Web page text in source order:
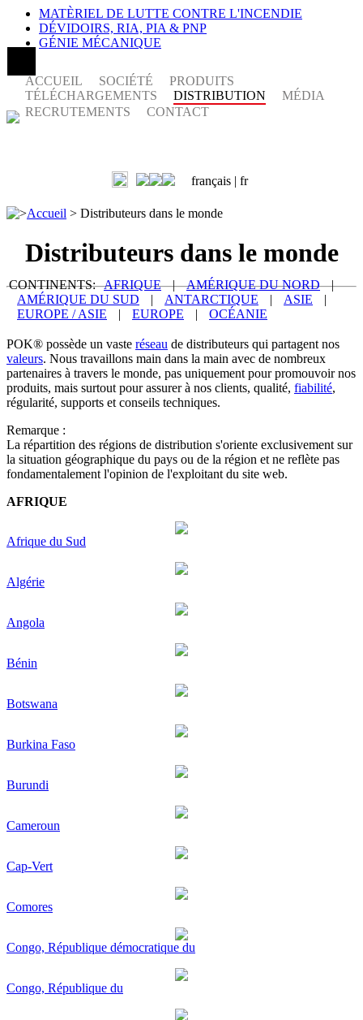
MATÈRIEL DE LUTTE CONTRE L'INCENDIE
DÉVIDOIRS, RIA, PIA & PNP
GÉNIE MÉCANIQUE
ACCUEIL SOCIÉTÉ
PRODUITS
TÉLÉCHARGEMENTS
DISTRIBUTION
MÉDIA
RECRUTEMENTS
CONTACT
français | fr
>Accueil > Distributeurs dans le monde
Distributeurs dans le monde
CONTINENTS: AFRIQUE | AMÉRIQUE DU NORD |
AMÉRIQUE DU SUD
| ANTARCTIQUE | ASIE
|
EUROPE / ASIE
| EUROPE | OCÉANIE
POK® possède un vaste réseau de distributeurs qui partagent nos
valeurs. Nous travaillons main dans la main avec de nombreux
partenaires à travers le monde, pas uniquement pour promouvoir nos
produits, mais surtout pour assurer à nos clients, qualité, fiabilité,
régularité, supports et conseils techniques.
Remarque :
La répartition des régions de distribution s'oriente exclusivement sur
la situation géographique du pays ou de la région et ne reflète pas
fondamentalement l'opinion de l'exploitant du site web.
AFRIQUE
Afrique du Sud
Algérie
Angola
Bénin
Botswana
Burkina Faso
Burundi
Cameroun
Cap-Vert
Comores
Congo, République démocratique du
Congo, République du